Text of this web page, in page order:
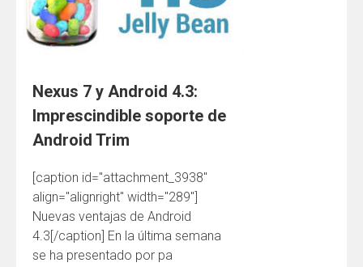
Nexus 7 y Android 4.3:
Imprescindible soporte de
Android Trim
[caption id="attachment_3938"
align="alignright" width="289"]
Nuevas ventajas de Android
4.3[/caption] En la última semana
se ha presentado por pa